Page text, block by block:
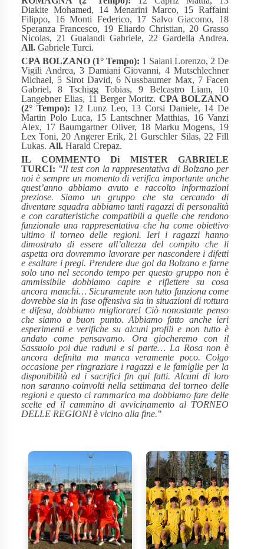
Diakite Mohamed, 14 Menarini Marco, 15 Raffaini
Filippo, 16 Monti Federico, 17 Salvo Giacomo, 18
Speranza Francesco, 19 Eliardo Christian, 20 Grasso
Nicolas, 21 Gualandi Gabriele, 22 Gardella Andrea.
All. Gabriele Turci.
CPA BOLZANO (1° Tempo): 1 Saiani Lorenzo, 2 De
Vigili Andrea, 3 Damiani Giovanni, 4 Mutschlechner
Michael, 5 Sirot David, 6 Nussbaumer Max, 7 Facen
Gabriel, 8 Tschigg Tobias, 9 Belcastro Liam, 10
Langebner Elias, 11 Berger Moritz. CPA BOLZANO
(2° Tempo): 12 Lunz Leo, 13 Corsi Daniele, 14 De
Martin Polo Luca, 15 Lantschner Matthias, 16 Vanzi
Alex, 17 Baumgartner Oliver, 18 Marku Mogens, 19
Lex Toni, 20 Angerer Erik, 21 Gurschler Silas, 22 Fill
Lukas. All. Harald Crepaz.
IL COMMENTO Di MISTER GABRIELE
TURCI: "Il test con la rappresentativa di Bolzano per
noi è sempre un momento di verifica importante anche
quest’anno abbiamo avuto e raccolto informazioni
preziose. Siamo un gruppo che sta cercando di
diventare squadra abbiamo tanti ragazzi di personalità
e con caratteristiche compatibili a quelle che rendono
funzionale una rappresentativa che ha come obiettivo
ultimo il torneo delle regioni.
Ieri i ragazzi hanno
dimostrato di essere all’altezza del compito che li
aspetta ora dovremmo lavorare per nascondere i difetti
e esaltare i pregi. Prendere due gol da Bolzano e farne
solo uno nel secondo tempo per questo gruppo non è
ammissibile dobbiamo capire e riflettere su cosa
ancora manchi… Sicuramente non tutto funziona come
dovrebbe sia in fase offensiva sia in situazioni di rottura
e difesa, dobbiamo migliorare! Ciò nonostante penso
che siamo a buon punto. Abbiamo fatto anche ieri
esperimenti e verifiche su alcuni profili e non tutto è
andato come pensavamo. Ora giocheremo con il
Sassuolo poi due raduni e si parte… La Rosa non è
ancora definita ma manca veramente poco.
Colgo
occasione per ringraziare i ragazzi e le famiglie per la
disponibilità ed i sacrifici fin qui fatti. Alcuni di loro
non saranno coinvolti nella settimana del torneo delle
regioni e questo ci rammarica ma dobbiamo fare delle
scelte ed il cammino di avvicinamento al TORNEO
DELLE REGIONI è vicino alla fine."